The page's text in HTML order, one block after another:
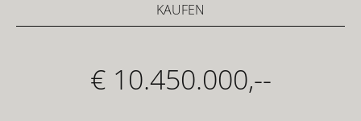
KAUFEN
€ 10.450.000,--